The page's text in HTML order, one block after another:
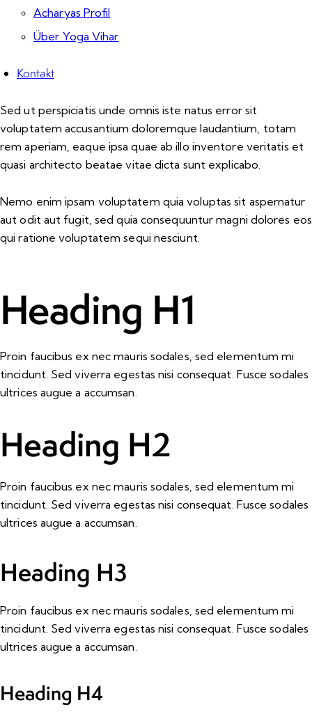
Acharyas Profil
Über Yoga Vihar
Kontakt
Sed ut perspiciatis unde omnis iste natus error sit
voluptatem accusantium doloremque laudantium, totam
rem aperiam, eaque ipsa quae ab illo inventore veritatis et
quasi architecto beatae vitae dicta sunt explicabo.
Nemo enim ipsam voluptatem quia voluptas sit aspernatur
aut odit aut fugit, sed quia consequuntur magni dolores eos
qui ratione voluptatem sequi nesciunt.
Heading H1
Proin faucibus ex nec mauris sodales, sed elementum mi
tincidunt. Sed viverra egestas nisi consequat. Fusce sodales
ultrices augue a accumsan.
Heading H2
Proin faucibus ex nec mauris sodales, sed elementum mi
tincidunt. Sed viverra egestas nisi consequat. Fusce sodales
ultrices augue a accumsan.
Heading H3
Proin faucibus ex nec mauris sodales, sed elementum mi
tincidunt. Sed viverra egestas nisi consequat. Fusce sodales
ultrices augue a accumsan.
Heading H4